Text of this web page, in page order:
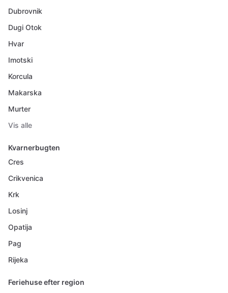
Dubrovnik
Dugi Otok
Hvar
Imotski
Korcula
Makarska
Murter
Vis alle
Kvarnerbugten
Cres
Crikvenica
Krk
Losinj
Opatija
Pag
Rijeka
Feriehuse efter region